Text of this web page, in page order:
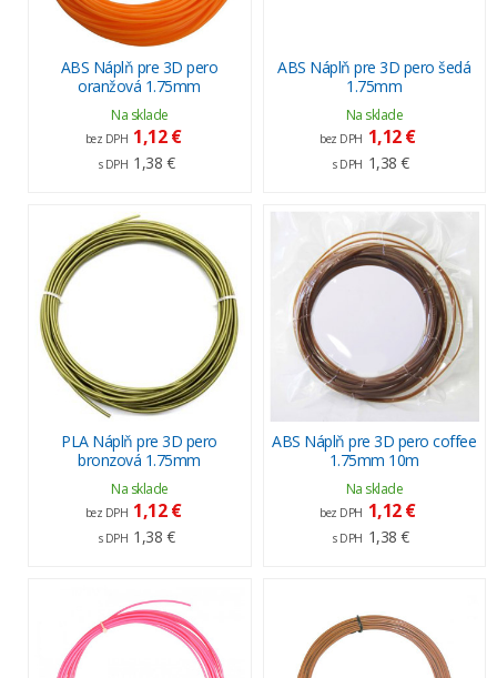
ABS Náplň pre 3D pero
oranžová 1.75mm
Na sklade
bez DPH 1,12 €
s DPH 1,38 €
ABS Náplň pre 3D pero šedá
1.75mm
Na sklade
bez DPH 1,12 €
s DPH 1,38 €
PLA Náplň pre 3D pero
bronzová 1.75mm
Na sklade
bez DPH 1,12 €
s DPH 1,38 €
ABS Náplň pre 3D pero coffee
1.75mm 10m
Na sklade
bez DPH 1,12 €
s DPH 1,38 €